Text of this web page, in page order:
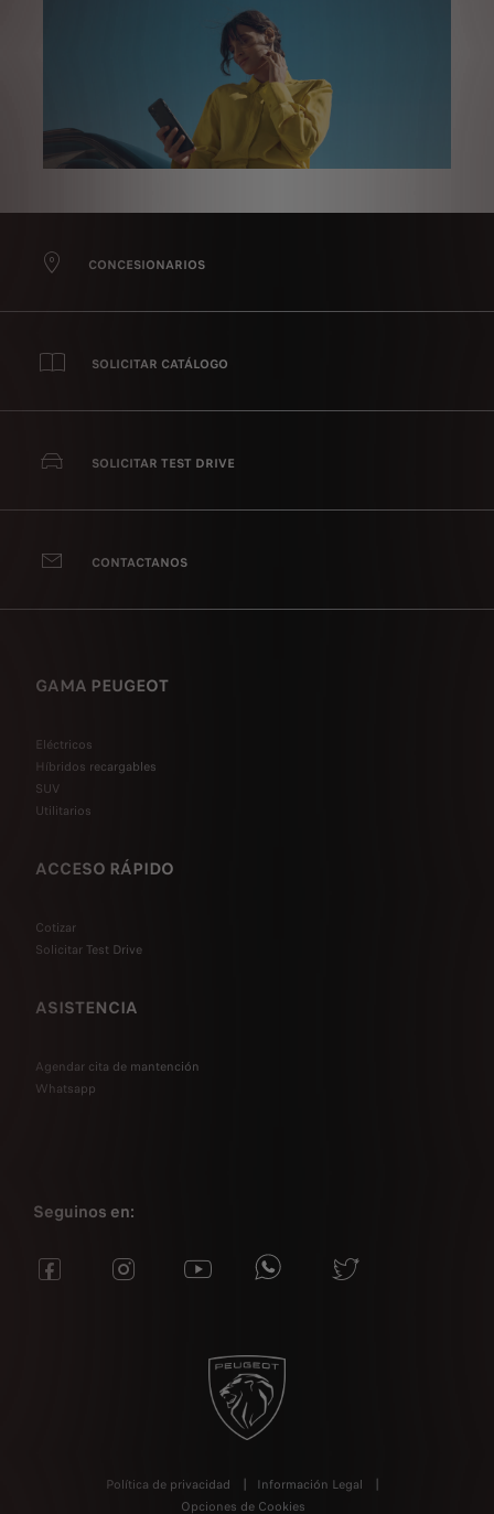
CONCESIONARIOS
SOLICITAR CATÁLOGO
SOLICITAR TEST DRIVE
CONTACTANOS
GAMA PEUGEOT
Eléctricos
Híbridos recargables
SUV
Utilitarios
ACCESO RÁPIDO
Cotizar
Solicitar Test Drive
ASISTENCIA
Agendar cita de mantención
Whatsapp
Seguinos en:
Política de privacidad
Información Legal
Opciones de Cookies